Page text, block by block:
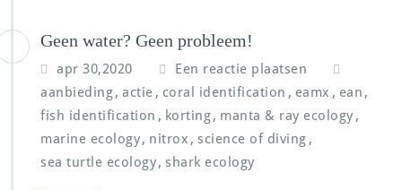
Geen water? Geen probleem!
apr 30,2020
Een reactie plaatsen
aanbieding, actie , coral identification , eamx , ean ,
fish identification , korting, manta & ray ecology ,
marine ecology, nitrox , science of diving ,
sea turtle ecology, shark ecology